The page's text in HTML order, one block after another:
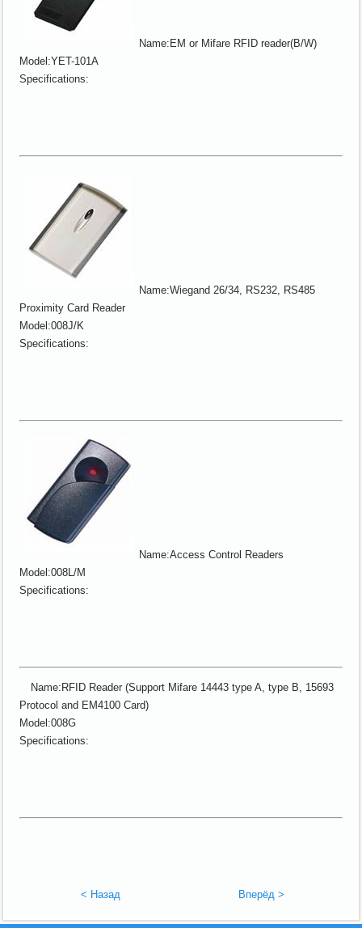
Name:EM or Mifare RFID reader(B/W)
Model:YET-101A
Specifications:
Name:Wiegand 26/34, RS232, RS485
Proximity Card Reader
Model:008J/K
Specifications:
Name:Access Control Readers
Model:008L/M
Specifications:
Name:RFID Reader (Support Mifare 14443 type A, type B, 15693
Protocol and EM4100 Card)
Model:008G
Specifications:
< Назад Вперёд >